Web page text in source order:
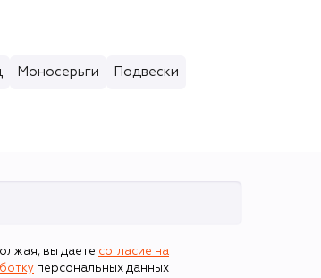
Моносерьги Подвески
вы даете согласие на
персональных данных